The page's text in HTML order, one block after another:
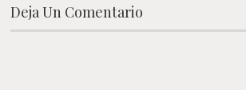
Deja Un Comentario